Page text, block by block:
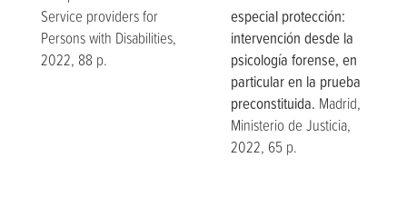
Service providers for
Persons with Disabilities,
2022, 88 p.
especial protección:
intervención desde la
psicología forense, en
particular en la prueba
preconstituida. Madrid,
Ministerio de Justicia,
2022, 65 p.